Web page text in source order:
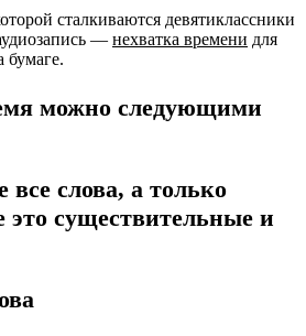
сталкиваются девятиклассники
— нехватка времени для
бумаге.
можно следующими
все слова, а только
это существительные и